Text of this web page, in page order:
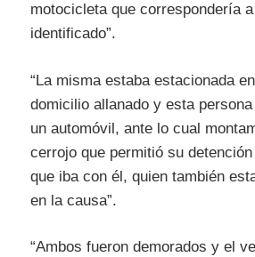
motocicleta que correspondería
identificado”.
“La misma estaba estacionada
domicilio allanado y esta
un automóvil, ante lo cual
cerrojo que permitió su
que iba con él, quien también
en la causa”.
“Ambos fueron demorados y el